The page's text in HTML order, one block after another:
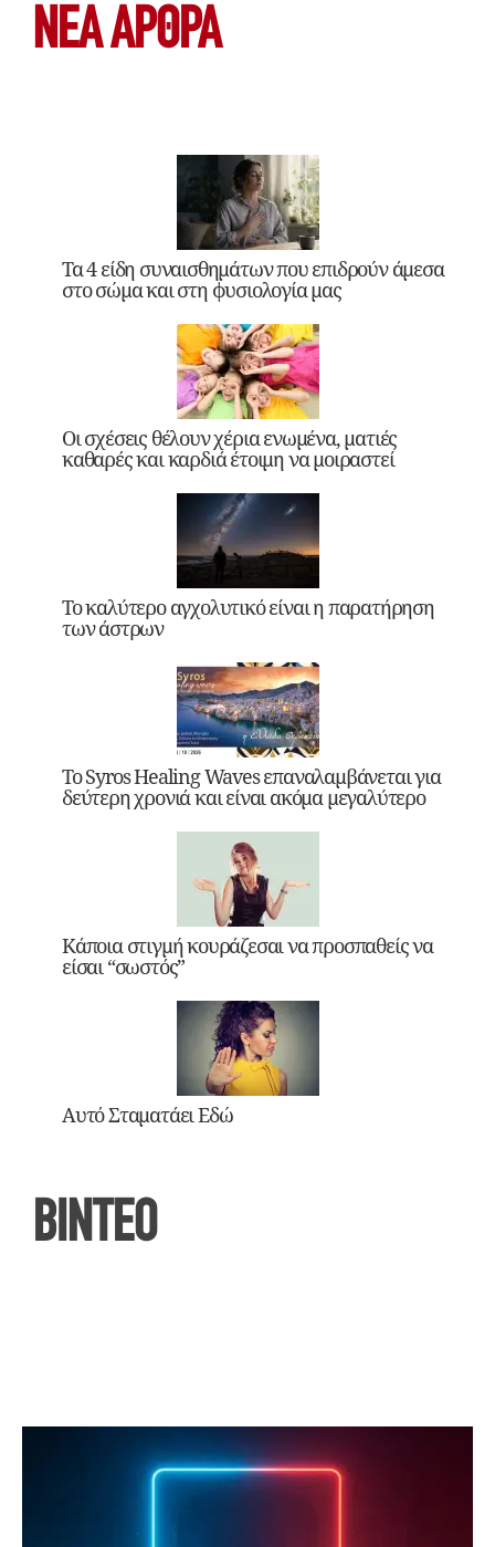
ΝΕΑ ΆΡΘΡΑ
Τα 4 είδη συναισθημάτων που επιδρούν άμεσα
στο σώμα και στη φυσιολογία μας
Οι σχέσεις θέλουν χέρια ενωμένα, ματιές
καθαρές και καρδιά έτοιμη να μοιραστεί
Το καλύτερο αγχολυτικό είναι η παρατήρηση
των άστρων
Το Syros Healing Waves επαναλαμβάνεται για
δεύτερη χρονιά και είναι ακόμα μεγαλύτερο
Κάποια στιγμή κουράζεσαι να προσπαθείς να
είσαι “σωστός”
Αυτό Σταματάει Εδώ
ΒΙΝΤΕΟ